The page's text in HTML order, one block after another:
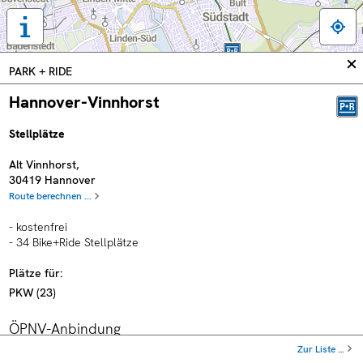
Tastaturbedienung,
Legende
und
weitere
Informationen
anzeigen
PARK + RIDE
Hannover-Vinnhorst
Stellplätze
Alt Vinnhorst,
30419 Hannover
Route berechnen ...
- kostenfrei
- 34 Bike+Ride Stellplätze
Plätze für:
PKW (23)
ÖPNV-Anbindung
Zur Liste …